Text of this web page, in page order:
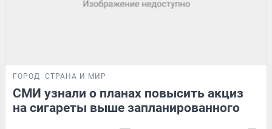
ГОРОД СТРАНА И МИР
СМИ узнали о планах повысить акциз
на сигареты выше запланированного